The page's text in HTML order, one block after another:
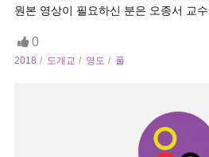
원본 영상이 필요하신 분은 오종서 교수
0
2018 도개교 영도 풀